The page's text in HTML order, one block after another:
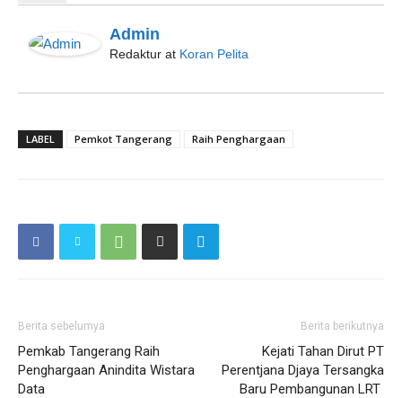
Admin
Redaktur at Koran Pelita
LABEL Pemkot Tangerang Raih Penghargaan
Berita sebelumya
Pemkab Tangerang Raih
Penghargaan Anindita Wistara
Data
Berita berikutnya
Kejati Tahan Dirut PT
Perentjana Djaya Tersangka
Baru Pembangunan LRT